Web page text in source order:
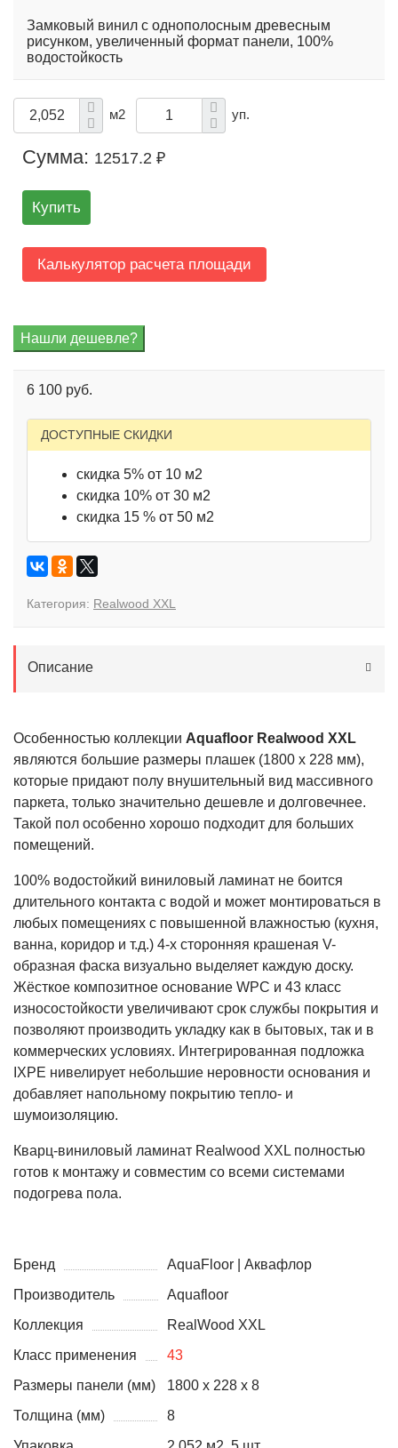
Замковый винил с однополосным древесным
рисунком, увеличенный формат панели, 100%
водостойкость
м2 уп.
Сумма: 12517.2 ₽
Купить
Калькулятор расчета площади
6 100 руб.
ДОСТУПНЫЕ СКИДКИ
скидка 5% от 10 м2
скидка 10% от 30 м2
скидка 15 % от 50 м2
Категория: Realwood XXL
Описание
Особенностью коллекции Aquafloor Realwood XXL
являются большие размеры плашек (1800 х 228 мм),
которые придают полу внушительный вид массивного
паркета, только значительно дешевле и долговечнее.
Такой пол особенно хорошо подходит для больших
помещений.
100% водостойкий виниловый ламинат не боится
длительного контакта с водой и может монтироваться в
любых помещениях с повышенной влажностью (кухня,
ванна, коридор и т.д.) 4-х сторонняя крашеная V-
образная фаска визуально выделяет каждую доску.
Жёсткое композитное основание WPC и 43 класс
износостойкости увеличивают срок службы покрытия и
позволяют производить укладку как в бытовых, так и в
коммерческих условиях. Интегрированная подложка
IXPE нивелирует небольшие неровности основания и
добавляет напольному покрытию тепло- и
шумоизоляцию.
Кварц-виниловый ламинат Realwood XXL полностью
готов к монтажу и совместим со всеми системами
подогрева пола.
Бренд
AquaFloor | Аквафлор
Производитель
Aquafloor
Коллекция
RealWood XXL
Класс применения
43
Размеры панели (мм)
1800 x 228 x 8
Толщина (мм)
8